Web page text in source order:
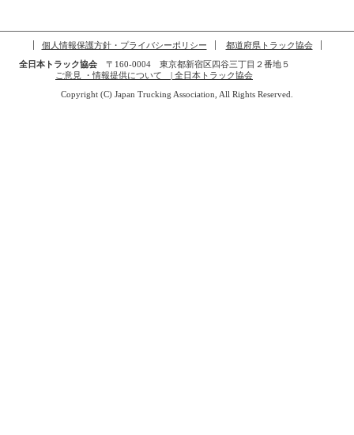
個人情報保護方針・プライバシーポリシー
都道府県トラック協会
全日本トラック協会〒160-0004 東京都新宿区四谷三丁目２番地５
ご意見 ・情報提供について | 全日本トラック協会
Copyright (C) Japan Trucking Association, All Rights Reserved.